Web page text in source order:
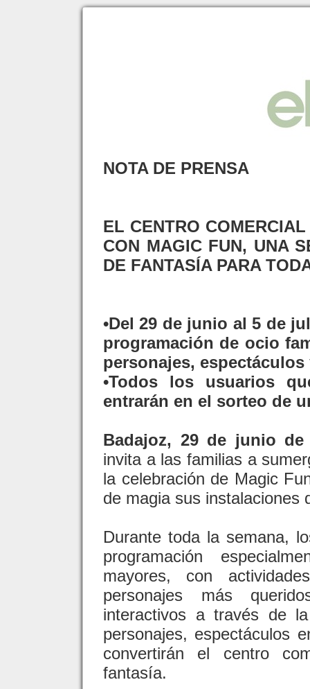
NOTA DE PRENSA
EL CENTRO
CON MAGIC FUN, UNA
DE FANTASÍA PARA
•Del 29 de junio al 5 de
programación de ocio
personajes,
•Todos los usuarios
entrarán en el sorteo de
Badajoz, 29 de junio de
invita a las familias a
la celebración de Magic
de magia sus instalaciones
Durante toda la semana,
programación
mayores, con
personajes más
interactivos a través de
personajes, espectáculos
convertirán el centro
fantasía.